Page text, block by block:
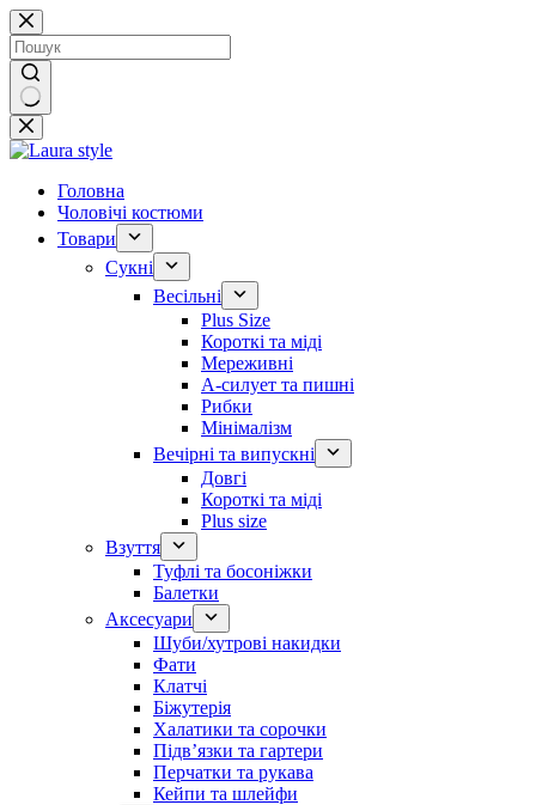
Перейти
до
вмісту
Немає
результатів
Головна
Чоловічі костюми
Товари
Сукні
Весільні
Plus Size
Короткі та міді
Мереживні
А-силует та пишні
Рибки
Мінімалізм
Вечірні та випускні
Довгі
Короткі та міді
Plus size
Взуття
Туфлі та босоніжки
Балетки
Аксесуари
Шуби/хутрові накидки
Фати
Клатчі
Біжутерія
Халатики та сорочки
Підвʼязки та гартери
Перчатки та рукава
Кейпи та шлейфи